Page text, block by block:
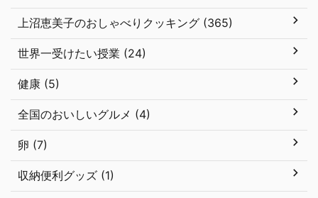
上沼恵美子のおしゃべりクッキング (365)
世界一受けたい授業 (24)
健康 (5)
全国のおいしいグルメ (4)
卵 (7)
収納便利グッズ (1)